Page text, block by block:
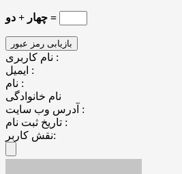
چهار + دو =
نام کاربری :
ایمیل :
نام :
نام خانوادگی
آدرس وب سایت :
تاریخ ثبت نام :
نقش کاربر: